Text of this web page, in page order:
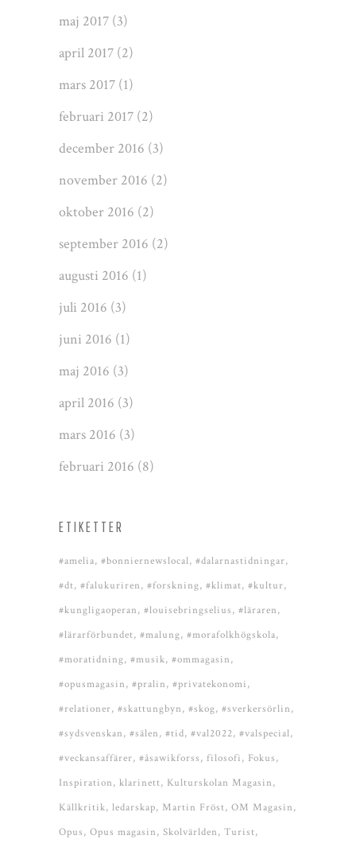
maj 2017 (3)
april 2017 (2)
mars 2017 (1)
februari 2017 (2)
december 2016 (3)
november 2016 (2)
oktober 2016 (2)
september 2016 (2)
augusti 2016 (1)
juli 2016 (3)
juni 2016 (1)
maj 2016 (3)
april 2016 (3)
mars 2016 (3)
februari 2016 (8)
ETIKETTER
#amelia #bonniernewslocal #dalarnastidningar
#dt #falukuriren #forskning #klimat #kultur
#kungligaoperan #louisebringselius #läraren
#lärarförbundet #malung #morafolkhögskola
#moratidning #musik #ommagasin
#opusmagasin #pralin #privatekonomi
#relationer #skattungbyn #skog #sverkersörlin
#sydsvenskan #sälen #tid #val2022 #valspecial
#veckansaffärer #åsawikforss filosofi
Fokus
Inspiration klarinett Kulturskolan Magasin
Källkritik ledarskap Martin Fröst OM Magasin
Opus Opus magasin Skolvärlden Turist